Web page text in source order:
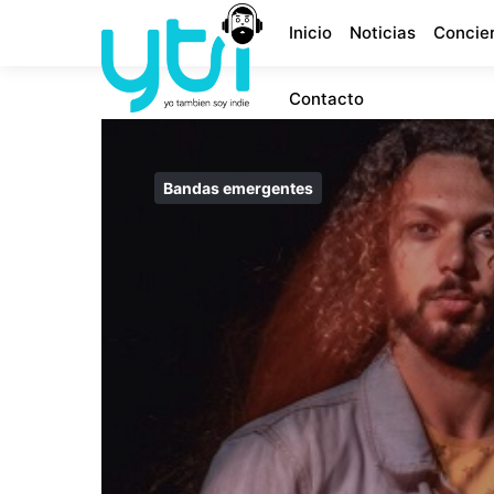
Inicio Noticias
Contacto
Bandas emergentes